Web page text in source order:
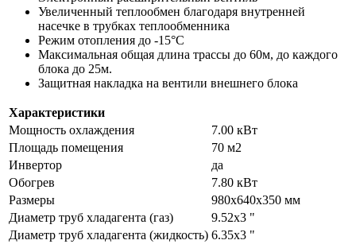
Увеличенный теплообмен благодаря внутренней
насечке в трубках теплообменника
Режим отопления до -15°С
Максимальная общая длина трассы до 60м, до каждого
блока до 25м.
Защитная накладка на вентили внешнего блока
Характеристики
Мощность охлаждения
7.00 кВт
Площадь помещения
70 м2
Инвертор
да
Обогрев
7.80 кВт
Размеры
980х640х350 мм
Диаметр труб хладагента (газ)
9.52х3 "
Диаметр труб хладагента (жидкость) 6.35х3 "